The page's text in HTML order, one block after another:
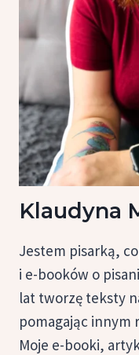
Klaudyna
Jestem pisarką,
i e-booków o
lat tworzę teksty
pomagając innym
Moje e-booki,